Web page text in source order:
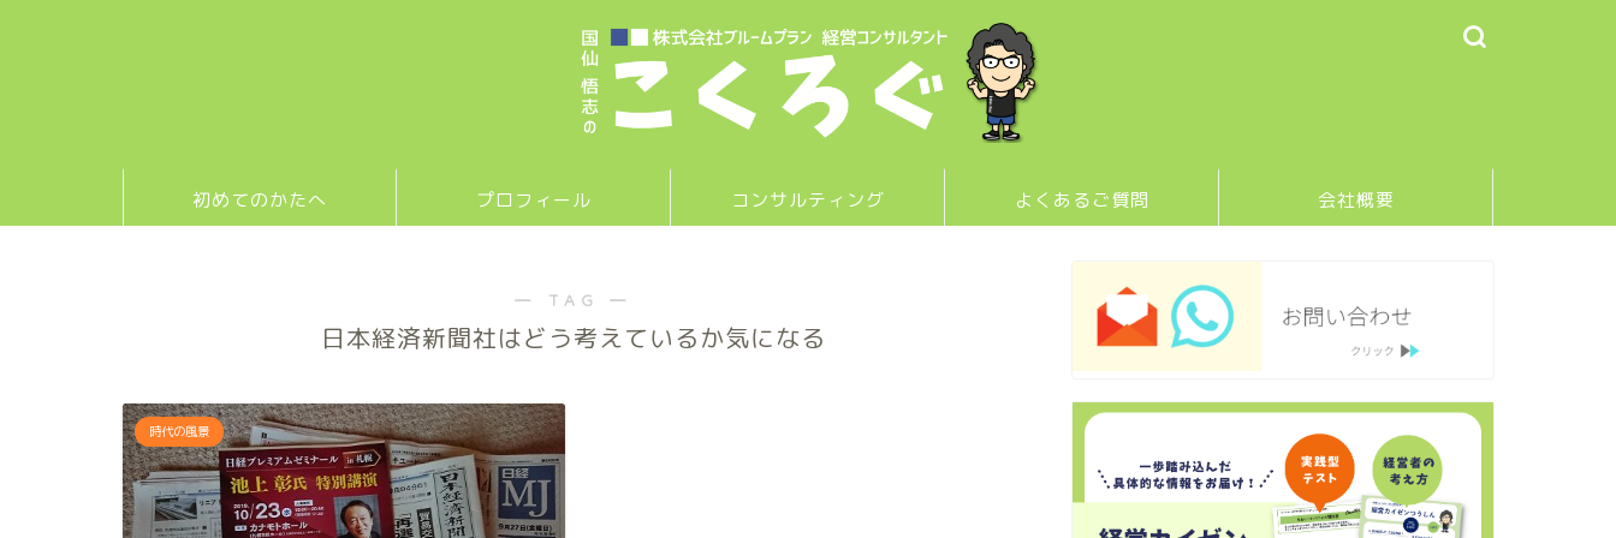
初めてのかたへ プロフィール コンサルティング よくあるご質問 会社概要
― TAG ―
日本経済新聞社はどう考えているか気になる
時代の風景